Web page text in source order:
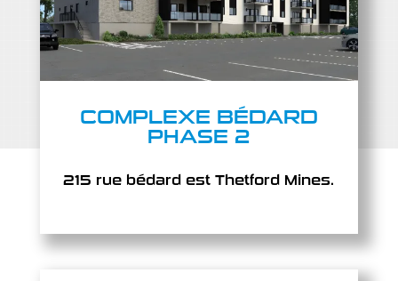
COMPLEXE BÉDARD
PHASE 2
215 rue bédard est Thetford Mines.